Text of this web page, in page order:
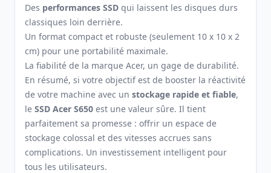
Des performances SSD qui laissent les disques durs
classiques loin derrière.
Un format compact et robuste (seulement 10 x 10 x 2
cm) pour une portabilité maximale.
La fiabilité de la marque Acer, un gage de durabilité.
En résumé, si votre objectif est de booster la réactivité
de votre machine avec un stockage rapide et fiable,
le SSD Acer S650 est une valeur sûre. Il tient
parfaitement sa promesse : offrir un espace de
stockage colossal et des vitesses accrues sans
complications. Un investissement intelligent pour
tous les utilisateurs.